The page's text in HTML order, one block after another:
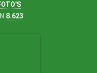
8.623